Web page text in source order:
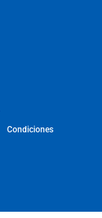
Condiciones